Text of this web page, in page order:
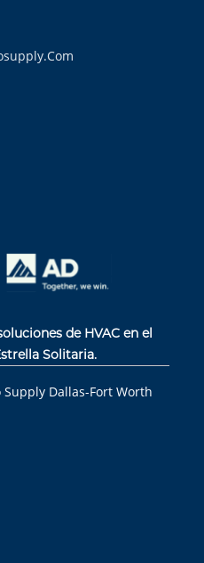
de HVAC en el
Solitaria.
Supply Dallas-Fort Worth